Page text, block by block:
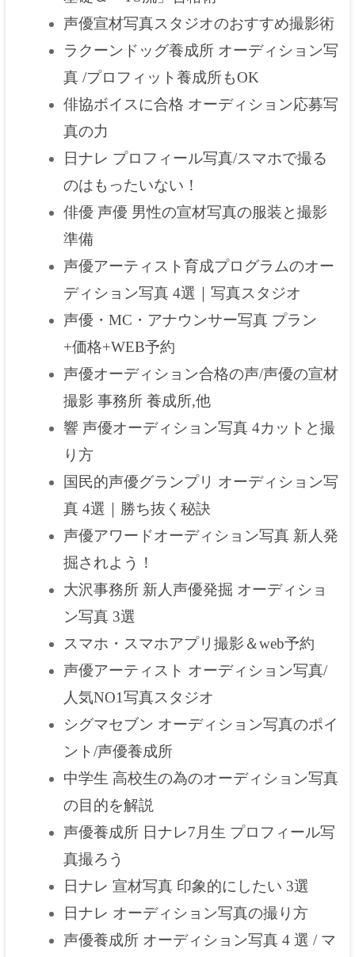
声優宣材写真スタジオのおすすめ撮影術
ラクーンドッグ養成所 オーディション写
真 /プロフィット養成所もOK
俳協ボイスに合格 オーディション応募写
真の力
日ナレ プロフィール写真/スマホで撮る
のはもったいない！
俳優 声優 男性の宣材写真の服装と撮影
準備
声優アーティスト育成プログラムのオー
ディション写真 4選｜写真スタジオ
声優・MC・アナウンサー写真 プラン
+価格+WEB予約
声優オーディション合格の声/声優の宣材
撮影 事務所 養成所,他
響 声優オーディション写真 4カットと撮
り方
国民的声優グランプリ オーディション写
真 4選｜勝ち抜く秘訣
声優アワードオーディション写真 新人発
掘されよう！
大沢事務所 新人声優発掘 オーディショ
ン写真 3選
スマホ・スマホアプリ撮影＆web予約
声優アーティスト オーディション写真/
人気NO1写真スタジオ
シグマセブン オーディション写真のポイ
ント/声優養成所
中学生 高校生の為のオーディション写真
の目的を解説
声優養成所 日ナレ7月生 プロフィール写
真撮ろう
日ナレ 宣材写真 印象的にしたい 3選
日ナレ オーディション写真の撮り方
声優養成所 オーディション写真 4 選 / マ